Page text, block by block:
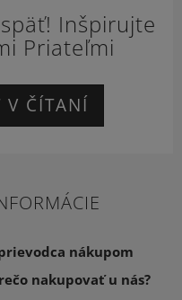
Inšpirujte
Priateľmi
V ČÍTANÍ
nákupom
nakupovať u nás?